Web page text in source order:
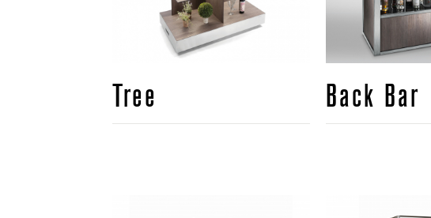
Tree Back Bar